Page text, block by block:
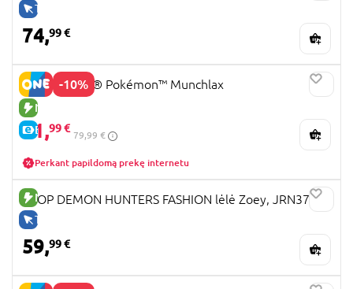
TIK INTERNETU
74,99 €
-10%
NAUJA PREKĖ
E-KAINA
72150 LEGO® Pokémon™ Munchlax
71,99 €
79,99 €
Perkant papildomą prekę internetu
NAUJA PREKĖ
TIK INTERNETU
KPOP DEMON HUNTERS FASHION lėlė Zoey, JRN37
59,99 €